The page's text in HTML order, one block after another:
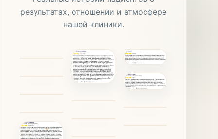
результатах, отношении и атмосфере
нашей клиники.